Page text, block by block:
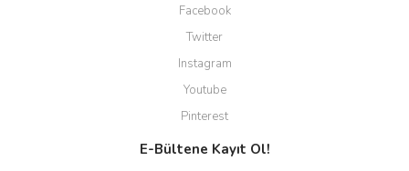
Facebook
Twitter
Instagram
Youtube
Pinterest
E-Bültene Kayıt Ol!